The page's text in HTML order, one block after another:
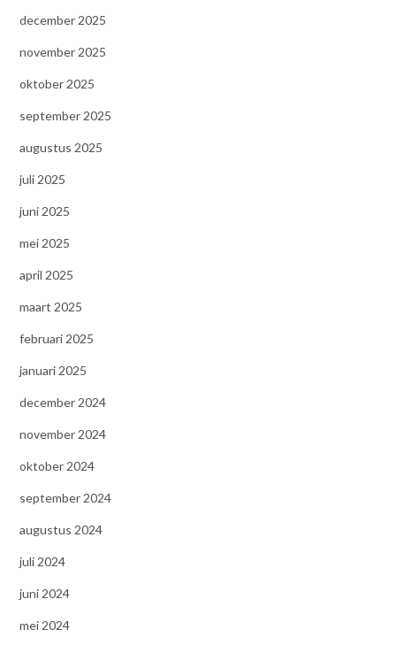
december 2025
november 2025
oktober 2025
september 2025
augustus 2025
juli 2025
juni 2025
mei 2025
april 2025
maart 2025
februari 2025
januari 2025
december 2024
november 2024
oktober 2024
september 2024
augustus 2024
juli 2024
juni 2024
mei 2024